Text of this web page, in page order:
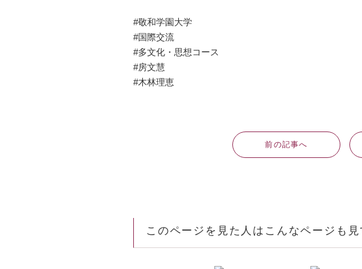
#敬和学園大学
#国際交流
#多文化・思想コース
#房文慧
#木林理恵
前の記事へ
このページを見た人はこんなページも見